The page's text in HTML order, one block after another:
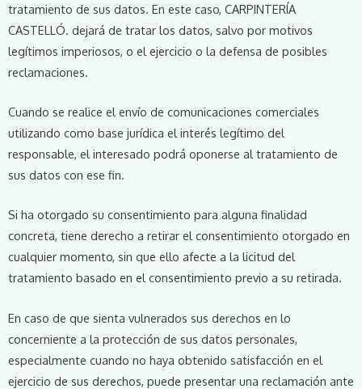
tratamiento de sus datos. En este caso, CARPINTERÍA
CASTELLÓ. dejará de tratar los datos, salvo por motivos
legítimos imperiosos, o el ejercicio o la defensa de posibles
reclamaciones.
Cuando se realice el envío de comunicaciones comerciales
utilizando como base jurídica el interés legítimo del
responsable, el interesado podrá oponerse al tratamiento de
sus datos con ese fin.
Si ha otorgado su consentimiento para alguna finalidad
concreta, tiene derecho a retirar el consentimiento otorgado en
cualquier momento, sin que ello afecte a la licitud del
tratamiento basado en el consentimiento previo a su retirada.
En caso de que sienta vulnerados sus derechos en lo
concerniente a la protección de sus datos personales,
especialmente cuando no haya obtenido satisfacción en el
ejercicio de sus derechos, puede presentar una reclamación ante